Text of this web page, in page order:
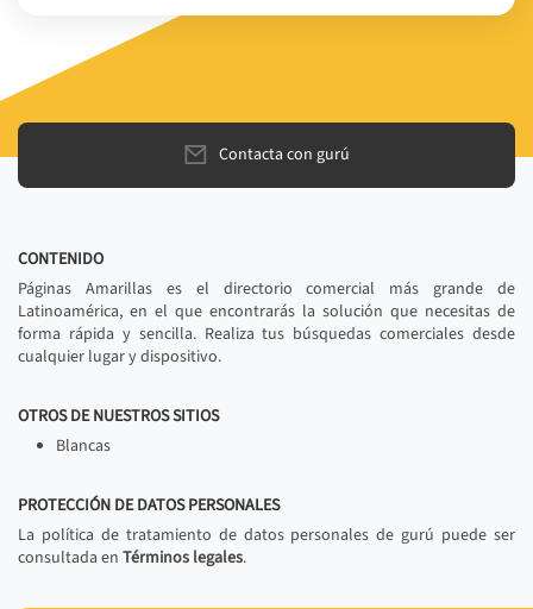
Contacta con gurú
CONTENIDO
Páginas Amarillas es el directorio comercial más grande de
Latinoamérica, en el que encontrarás la solución que necesitas de
forma rápida y sencilla. Realiza tus búsquedas comerciales desde
cualquier lugar y dispositivo.
OTROS DE NUESTROS SITIOS
Blancas
PROTECCIÓN DE DATOS PERSONALES
La política de tratamiento de datos personales de gurú puede ser
consultada en Términos legales.